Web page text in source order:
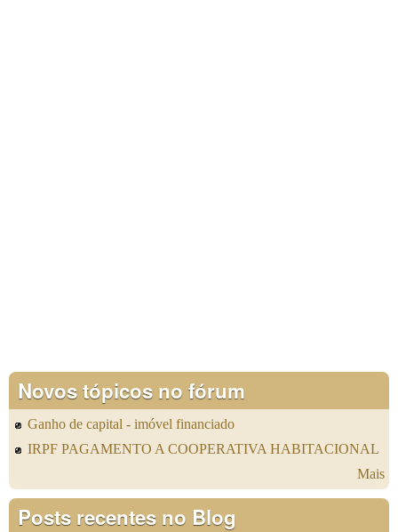
Novos tópicos no fórum
Ganho de capital - imóvel financiado
IRPF PAGAMENTO A COOPERATIVA HABITACIONAL
Mais
Posts recentes no Blog